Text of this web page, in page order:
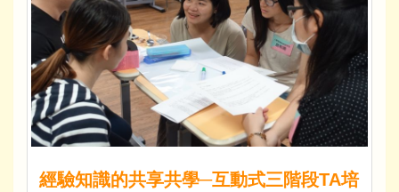
經驗知識的共享共學─互動式三階段TA培